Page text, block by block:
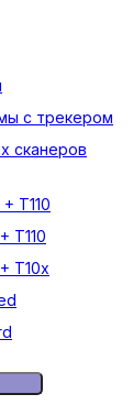
с трекером
сканеров
T110
T110
T10x